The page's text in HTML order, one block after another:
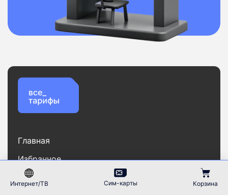
Интернет/ТВ Сим-карты Корзина
Главная
Избранное
Тарифы